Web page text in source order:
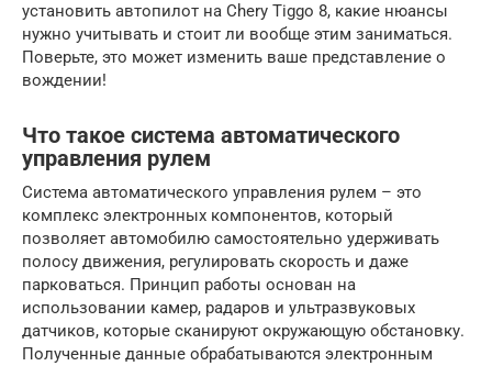
установить автопилот на Chery Tiggo 8, какие нюансы
нужно учитывать и стоит ли вообще этим заниматься.
Поверьте, это может изменить ваше представление о
вождении!
Что такое система автоматического
управления рулем
Система автоматического управления рулем – это
комплекс электронных компонентов, который
позволяет автомобилю самостоятельно удерживать
полосу движения, регулировать скорость и даже
парковаться. Принцип работы основан на
использовании камер, радаров и ультразвуковых
датчиков, которые сканируют окружающую обстановку.
Полученные данные обрабатываются электронным